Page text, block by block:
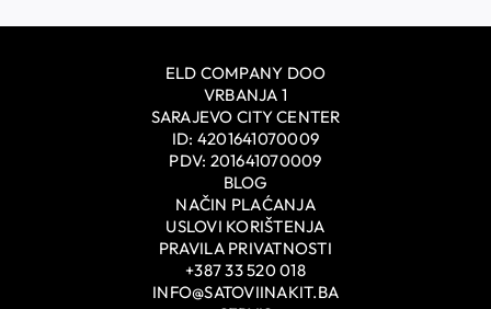
ELD COMPANY DOO
VRBANJA 1
SARAJEVO CITY CENTER
ID: 4201641070009
PDV: 201641070009
BLOG
NAČIN PLAĆANJA
USLOVI KORIŠTENJA
PRAVILA PRIVATNOSTI
+387 33 520 018
INFO@SATOVIINAKIT.BA